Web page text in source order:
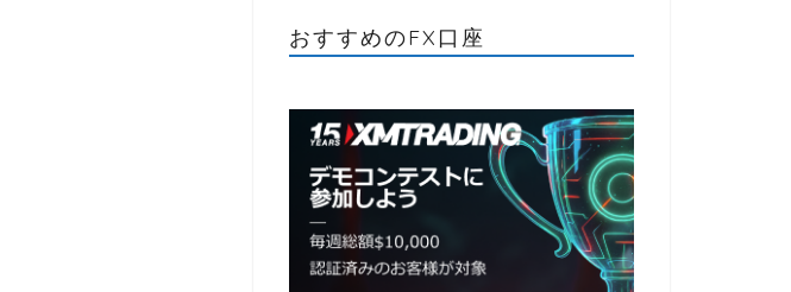
おすすめのFX口座